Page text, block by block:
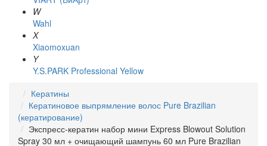
W
Wahl
X
Xiaomoxuan
Y
Y.S.PARK Professional Yellow
Кератины
Кератиновое выпрямление волос Pure Brazilian
(кератирование)
Экспресс-кератин набор мини Express Blowout Solution
Spray 30 мл + очищающий шампунь 60 мл Pure Brazilian